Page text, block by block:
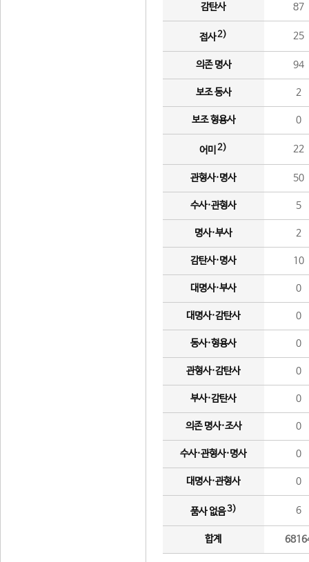
감탄사 87
접사2) 25
의존 명사 94
보조 동사 2
보조 형용사 0
어미 2) 22
관형사·명사 50
수사·관형사 5
명사·부사 2
감탄사·명사 10
대명사·부사 0
대명사·감탄사 0
동사·형용사 0
관형사·감탄사 0
부사·감탄사 0
의존 명사·조사 0
수사·관형사·명사 0
대명사·관형사 0
품사 없음3) 6
합계